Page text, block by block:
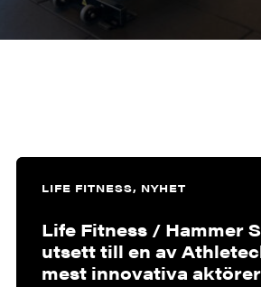
LIFE FITNESS, NYHET
Life Fitness / Hammer
utsett till en av
mest innovativa